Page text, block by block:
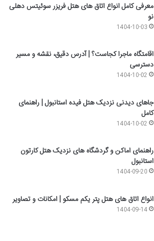
معرفی کامل انواع اتاق های هتل فریزر سوئیتس دهلی
نو
1404-10-03
اقامتگاه ماجرا کجاست؟ | آدرس دقیق، نقشه و مسیر
دسترسی
1404-10-02
جاهای دیدنی نزدیک هتل فیده استانبول | راهنمای
کامل
1404-10-02
راهنمای اماکن و گردشگاه های نزدیک هتل کارتون
استانبول
1404-09-20
انواع اتاق های هتل پتر یکم مسکو | امکانات و تصاویر
1404-09-14